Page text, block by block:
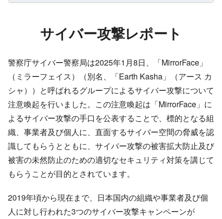
サイバー攻撃レポート
警察庁サイバー警察局は2025年1月8日、「MirrorFace」
（ミラーフェイス）（別名、「Earth Kasha」（アース カ
シャ））と呼ばれるグループによるサイバー攻撃について
注意喚起を行いました。この注意喚起は「MirrorFace」に
よるサイバー攻撃の手口を公表することで、標的となる組
織、事業者及び個人に、直面するサイバー空間の脅威を認
識してもらうとともに、サイバー攻撃の被害拡大防止及び
被害の未然防止のための適切なセキュリティ対策を講じて
もらうことが目的とされています。
2019年頃から現在まで、日本国内の組織や事業者及び個
人に対し行われた3つのサイバー攻撃キャンペーンが